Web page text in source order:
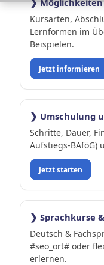
Kursarten,
Lernformen im
Beispielen.
Jetzt informieren
❯ Umschulung
Schritte, Dauer,
Aufstiegs-BAföG)
Jetzt starten
❯ Sprachkurse
Deutsch &
#seo_ort# oder
erlernen.